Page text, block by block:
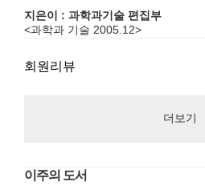
지은이 : 과학과기술 편집부
<과학과 기술 2005.12>
회원리뷰
더보기
이주의 도서